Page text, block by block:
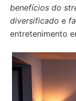
benefícios do
diversificado e
entretenimento